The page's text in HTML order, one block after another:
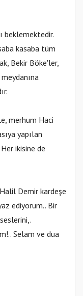
beklemektedir.
kasaba tüm
Bekir Böke'ler,
merhum Haci
yapılan
ikisine de
Demir kardeşe
ediyorum.. Bir
Selam ve dua